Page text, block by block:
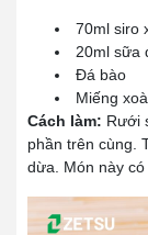
70ml siro
20ml sữa
Đá bào
Miếng
Cách làm: Rưới
phần trên cùng.
dừa. Món này